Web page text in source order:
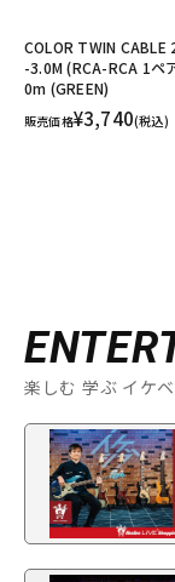
COLOR TWIN CABLE
-3.0M (RCA-RCA 1ペ
0m (GREEN)
販売価格¥3,740(税込)
楽しむ 学ぶ イケ